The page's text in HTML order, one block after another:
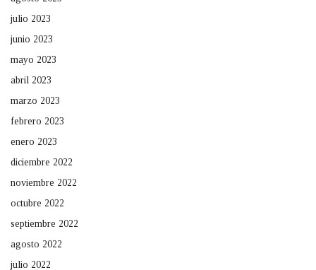
julio 2023
junio 2023
mayo 2023
abril 2023
marzo 2023
febrero 2023
enero 2023
diciembre 2022
noviembre 2022
octubre 2022
septiembre 2022
agosto 2022
julio 2022